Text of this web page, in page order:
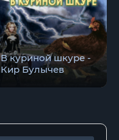
В куриной шкуре -
Кир Булычев